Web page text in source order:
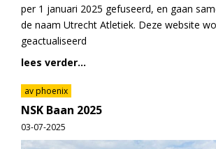
per 1 januari 2025 gefuseerd, en gaan
de naam Utrecht Atletiek. Deze website
geactualiseerd
lees verder...
av phoenix
NSK Baan 2025
03-07-2025